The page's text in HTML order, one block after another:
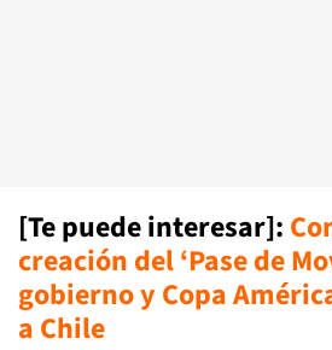
[Te puede interesar]:
creación del ‘Pase de
gobierno y Copa
a Chile